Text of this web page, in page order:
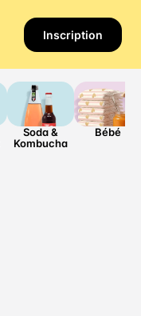
Inscription
Soda &
Kombucha
Bébé